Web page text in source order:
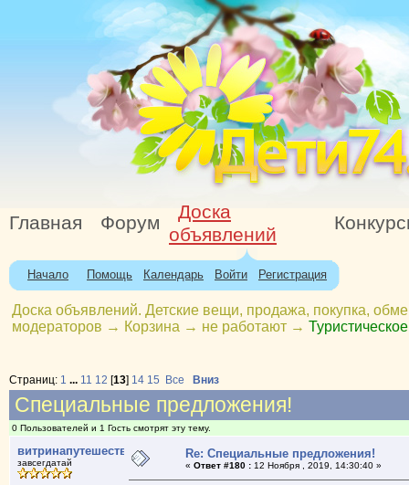
Главная Форум
Доска
объявлений
Начало Помощь Календарь Войти Регистрация
Доска объявлений. Детские вещи, продажа, покупка,
модераторов → Корзина → не работают →
Страниц: 1 ... 11 12 [13] 14 15 Все Вниз
Специальные предложения!
0 Пользователей и 1 Гость смотрят эту тему.
витринапутешествий
завсегдатай
Re: Специальные предложения!
« Ответ #180 :12 Ноября , 2019, 14:30:40 »